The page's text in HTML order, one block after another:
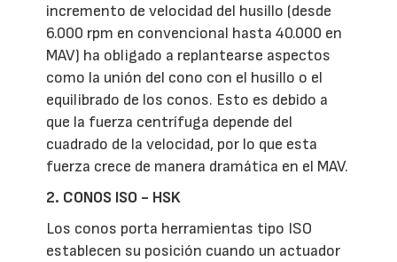
incremento de velocidad del husillo (desde
6.000 rpm en convencional hasta 40.000 en
MAV) ha obligado a replantearse aspectos
como la unión del cono con el husillo o el
equilibrado de los conos. Esto es debido a
que la fuerza centrífuga depende del
cuadrado de la velocidad, por lo que esta
fuerza crece de manera dramática en el MAV.
2. CONOS ISO - HSK
Los conos porta herramientas tipo ISO
establecen su posición cuando un actuador